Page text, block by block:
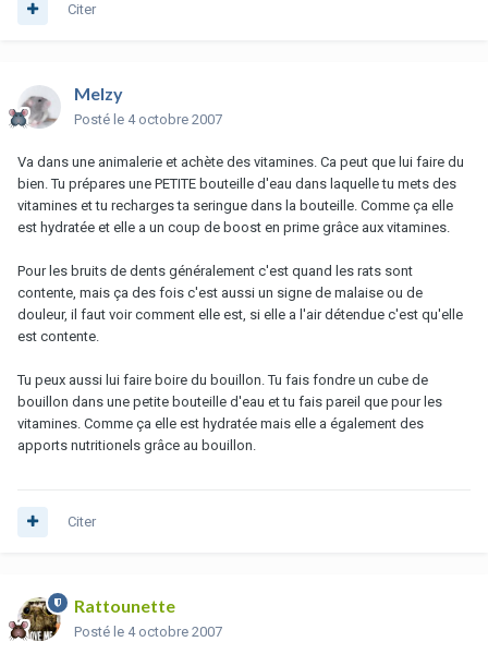
Citer
Melzy
Posté le 4 octobre 2007
Va dans une animalerie et achète des vitamines. Ca peut que lui faire du
bien. Tu prépares une PETITE bouteille d'eau dans laquelle tu mets des
vitamines et tu recharges ta seringue dans la bouteille. Comme ça elle
est hydratée et elle a un coup de boost en prime grâce aux vitamines.
Pour les bruits de dents généralement c'est quand les rats sont
contente, mais ça des fois c'est aussi un signe de malaise ou de
douleur, il faut voir comment elle est, si elle a l'air détendue c'est qu'elle
est contente.
Tu peux aussi lui faire boire du bouillon. Tu fais fondre un cube de
bouillon dans une petite bouteille d'eau et tu fais pareil que pour les
vitamines. Comme ça elle est hydratée mais elle a également des
apports nutritionels grâce au bouillon.
Citer
Rattounette
Posté le 4 octobre 2007